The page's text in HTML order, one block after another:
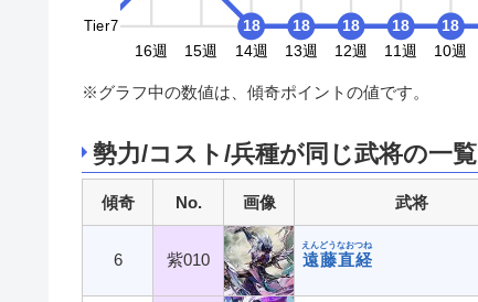
Tier7
16週 15週 14週 13週 12週 11週 10週
18 18 18 18 18 18
※グラフ中の数値は、傾奇ポイントの値です。
勢力/コスト/兵種が同じ武将の一覧
傾奇 No. 画像 武将
6 紫010 遠藤直経
えんどうなおつね